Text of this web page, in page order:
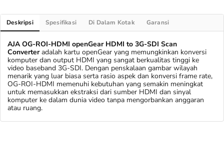
Deskripsi Spesifikasi Di Dalam Kotak Garansi
AJA OG-ROI-HDMI openGear HDMI to 3G-SDI Scan
Converteradalah kartu openGear yang memungkinkan konversi
komputer dan output HDMI yang sangat berkualitas tinggi ke
video baseband 3G-SDI. Dengan penskalaan gambar wilayah
menarik yang luar biasa serta rasio aspek dan konversi frame rate,
OG-ROI-HDMI memenuhi kebutuhan yang semakin meningkat
untuk memasukkan ekstraksi dari sumber HDMI dan sinyal
komputer ke dalam dunia video tanpa mengorbankan anggaran
atau ruang.